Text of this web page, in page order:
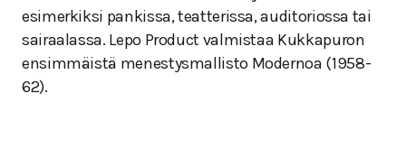
esimerkiksi pankissa, teatterissa, auditoriossa tai
sairaalassa. Lepo Product valmistaa Kukkapuron
ensimmäistä menestysmallisto Modernoa (1958-
62).